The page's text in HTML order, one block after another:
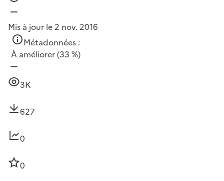
Mis à jour le 2 nov. 2016
Métadonnées :
À améliorer(33 %)
3K
627
0
0